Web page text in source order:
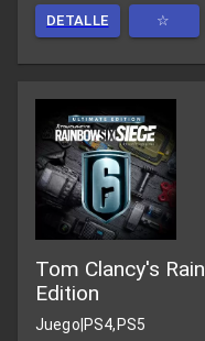
DETALLE ☆
Tom Clancy's
Edition
Juego|PS4,PS5